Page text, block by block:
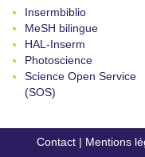
Insermbiblio
MeSH bilingue
HAL-Inserm
Photoscience
Science Open Service
(SOS)
Contact | Mentions